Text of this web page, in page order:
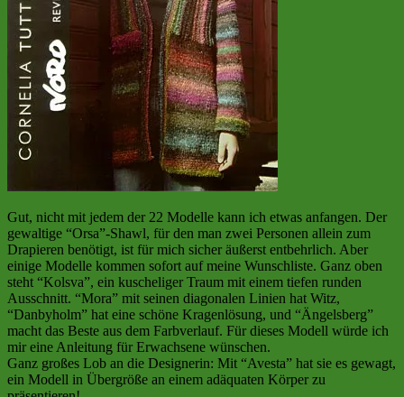
Gut, nicht mit jedem der 22 Modelle kann ich etwas anfangen. Der
gewaltige “Orsa”-Shawl, für den man zwei Personen allein zum
Drapieren benötigt, ist für mich sicher äußerst entbehrlich. Aber
einige Modelle kommen sofort auf meine Wunschliste. Ganz oben
steht “Kolsva”, ein kuscheliger Traum mit einem tiefen runden
Ausschnitt. “Mora” mit seinen diagonalen Linien hat Witz,
“Danbyholm” hat eine schöne Kragenlösung, und “Ängelsberg”
macht das Beste aus dem Farbverlauf. Für dieses Modell würde ich
mir eine Anleitung für Erwachsene wünschen.
Ganz großes Lob an die Designerin: Mit “Avesta” hat sie es gewagt,
ein Modell in Übergröße an einem adäquaten Körper zu